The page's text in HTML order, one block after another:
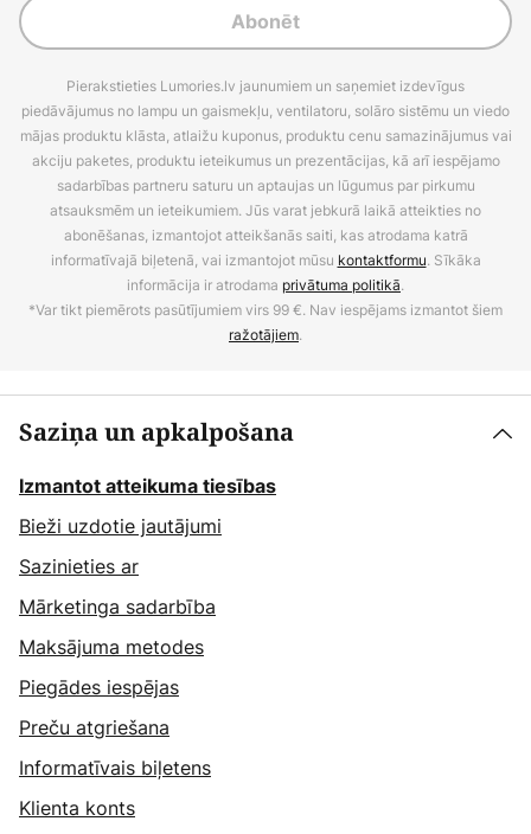
Abonēt
Pierakstieties Lumories.lv jaunumiem un saņemiet izdevīgus
piedāvājumus no lampu un gaismekļu, ventilatoru, solāro sistēmu un viedo
mājas produktu klāsta, atlaižu kuponus, produktu cenu samazinājumus vai
akciju paketes, produktu ieteikumus un prezentācijas, kā arī iespējamo
sadarbības partneru saturu un aptaujas un lūgumus par pirkumu
atsauksmēm un ieteikumiem. Jūs varat jebkurā laikā atteikties no
abonēšanas, izmantojot atteikšanās saiti, kas atrodama katrā
informatīvajā biļetenā, vai izmantojot mūsu kontaktformu. Sīkāka
informācija ir atrodama privātuma politikā.
*Var tikt piemērots pasūtījumiem virs 99 €. Nav iespējams izmantot šiem
ražotājiem.
Saziņa un apkalpošana
Izmantot atteikuma tiesības
Bieži uzdotie jautājumi
Sazinieties ar
Mārketinga sadarbība
Maksājuma metodes
Piegādes iespējas
Preču atgriešana
Informatīvais biļetens
Klienta konts